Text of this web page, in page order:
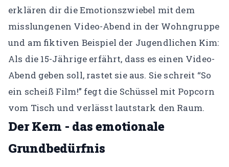
erklären dir die Emotionszwiebel mit dem
misslungenen Video-Abend in der Wohngruppe
und am fiktiven Beispiel der Jugendlichen Kim:
Als die 15-Jährige erfährt, dass es einen Video-
Abend geben soll, rastet sie aus. Sie schreit “So
ein scheiß Film!” fegt die Schüssel mit Popcorn
vom Tisch und verlässt lautstark den Raum.
Der Kern - das emotionale
Grundbedürfnis